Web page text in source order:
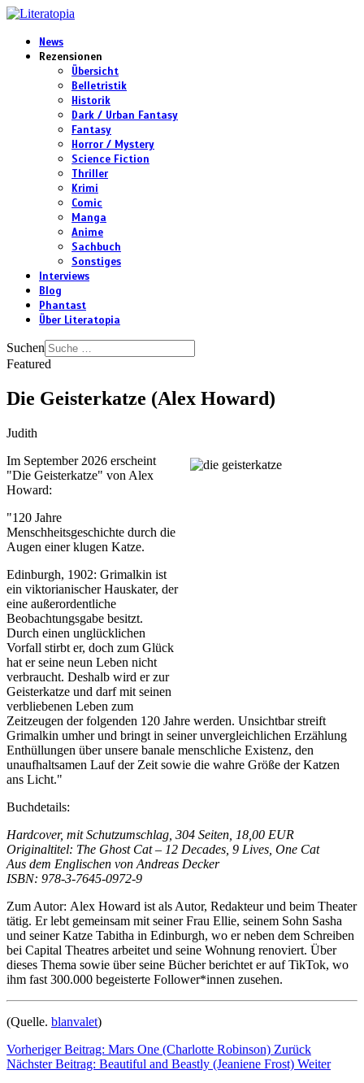
News
Rezensionen
Übersicht
Belletristik
Historik
Dark / Urban Fantasy
Fantasy
Horror / Mystery
Science Fiction
Thriller
Krimi
Comic
Manga
Anime
Sachbuch
Sonstiges
Interviews
Blog
Phantast
Über Literatopia
Suchen
Featured
Die Geisterkatze (Alex Howard)
Judith
Im September 2026 erscheint
"Die Geisterkatze" von Alex
Howard:
"120 Jahre
Menschheitsgeschichte durch die
Augen einer klugen Katze.
Edinburgh, 1902: Grimalkin ist
ein viktorianischer Hauskater, der
eine außerordentliche
Beobachtungsgabe besitzt.
Durch einen unglücklichen
Vorfall stirbt er, doch zum Glück
hat er seine neun Leben nicht
verbraucht. Deshalb wird er zur
Geisterkatze und darf mit seinen
verbliebenen Leben zum
Zeitzeugen der folgenden 120 Jahre werden. Unsichtbar streift
Grimalkin umher und bringt in seiner unvergleichlichen Erzählung
Enthüllungen über unsere banale menschliche Existenz, den
unaufhaltsamen Lauf der Zeit sowie die wahre Größe der Katzen
ans Licht."
Buchdetails:
Hardcover, mit Schutzumschlag, 304 Seiten, 18,00 EUR
Originaltitel: The Ghost Cat – 12 Decades, 9 Lives, One Cat
Aus dem Englischen von Andreas Decker
ISBN: 978-3-7645-0972-9
Zum Autor: Alex Howard ist als Autor, Redakteur und beim Theater
tätig. Er lebt gemeinsam mit seiner Frau Ellie, seinem Sohn Sasha
und seiner Katze Tabitha in Edinburgh, wo er neben dem Schreiben
bei Capital Theatres arbeitet und seine Wohnung renoviert. Über
dieses Thema sowie über seine Bücher berichtet er auf TikTok, wo
ihm fast 300.000 begeisterte Follower*innen zusehen.
(Quelle. blanvalet)
Vorheriger Beitrag: Mars One (Charlotte Robinson) Zurück
Nächster Beitrag: Beautiful and Beastly (Jeaniene Frost) Weiter